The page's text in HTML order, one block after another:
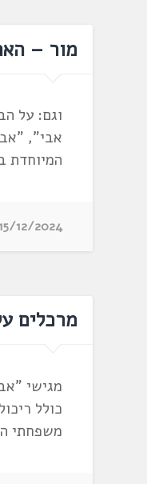
מור –
וגם: על
אבי",
המיוחדת
15/12/2024
מרכלים
מגישי
כולל
משפחתי